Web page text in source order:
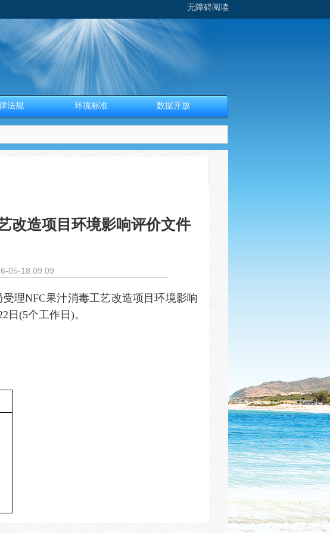
无障碍阅读
法规 环境标准 数据开放
改造项目环境影响评价文件
05-18 09:09
理NFC果汁消毒工艺改造项目环境影响
日(5个工作日)。